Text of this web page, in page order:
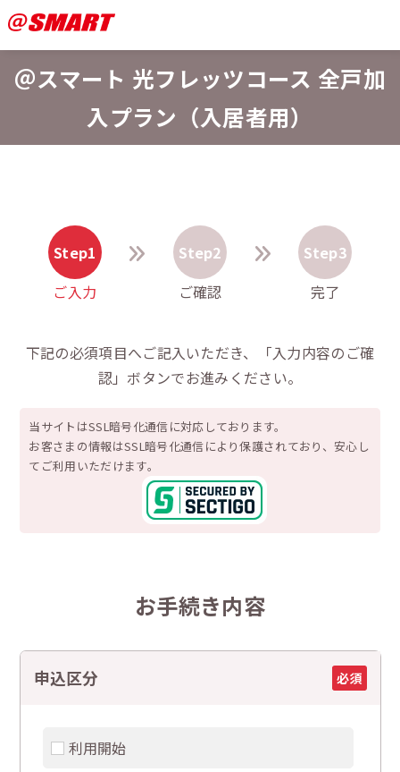
＠スマート 光フレッツコース 全戸加
入プラン（入居者用）
Step1
ご入力
Step2
ご確認
Step3
完了
下記の必須項目へご記入いただき、「入力内容のご確
認」ボタンでお進みください。
当サイトはSSL暗号化通信に対応しております。
お客さまの情報はSSL暗号化通信により保護されており、安心し
てご利用いただけます。
お手続き内容
申込区分 必須
利用開始